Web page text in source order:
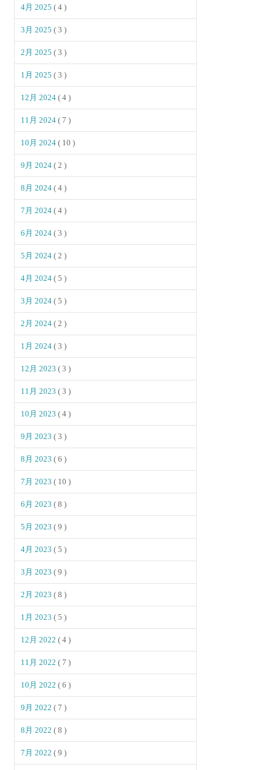
4月 2025( 4 )
3月 2025( 3 )
2月 2025( 3 )
1月 2025( 3 )
12月 2024( 4 )
11月 2024( 7 )
10月 2024( 10 )
9月 2024( 2 )
8月 2024( 4 )
7月 2024( 4 )
6月 2024( 3 )
5月 2024( 2 )
4月 2024( 5 )
3月 2024( 5 )
2月 2024( 2 )
1月 2024( 3 )
12月 2023( 3 )
11月 2023( 3 )
10月 2023( 4 )
9月 2023( 3 )
8月 2023( 6 )
7月 2023( 10 )
6月 2023( 8 )
5月 2023( 9 )
4月 2023( 5 )
3月 2023( 9 )
2月 2023( 8 )
1月 2023( 5 )
12月 2022( 4 )
11月 2022( 7 )
10月 2022( 6 )
9月 2022( 7 )
8月 2022( 8 )
7月 2022( 9 )